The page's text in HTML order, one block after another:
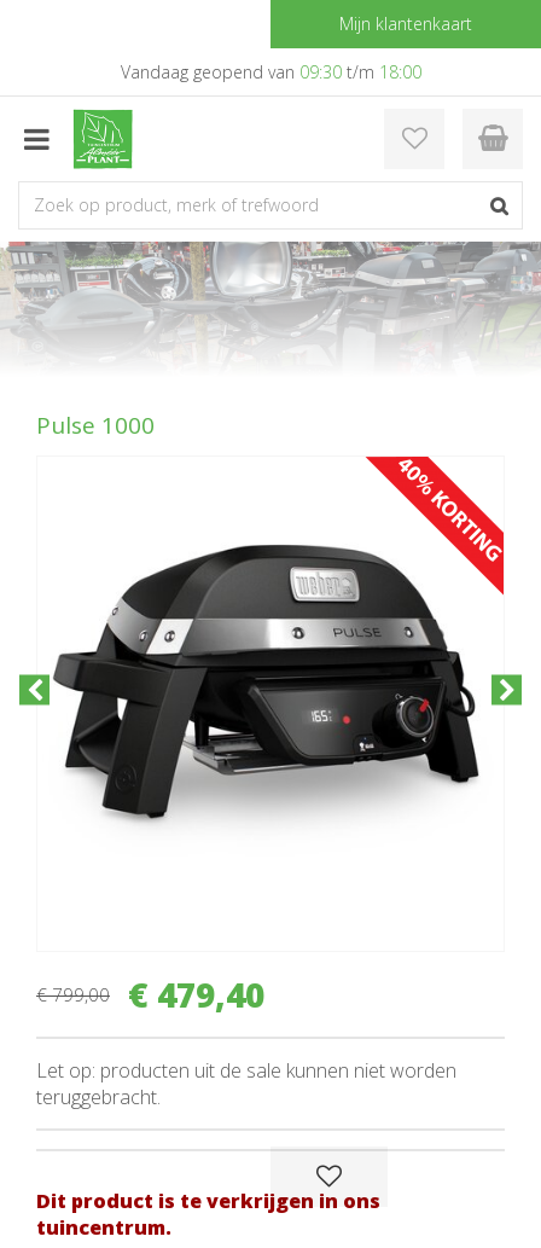
a
t
e
t
Mijn klantenkaart
Vandaag geopend van 09:30t/m 18:00
Pulse 1000
€ 799,00 € 479,40
Let op: producten uit de sale kunnen niet worden
teruggebracht.
Dit product is te verkrijgen in ons
tuincentrum.